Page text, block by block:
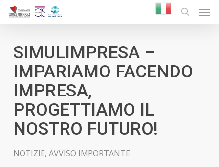
Skip
content
search
SIMULIMPRESA –
IMPARIAMO FACENDO
IMPRESA,
PROGETTIAMO IL
NOSTRO FUTURO!
NOTIZIE, AVVISO IMPORTANTE